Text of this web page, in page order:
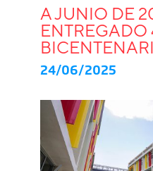
A JUNIO DE
ENTREGADO
24/06/2025